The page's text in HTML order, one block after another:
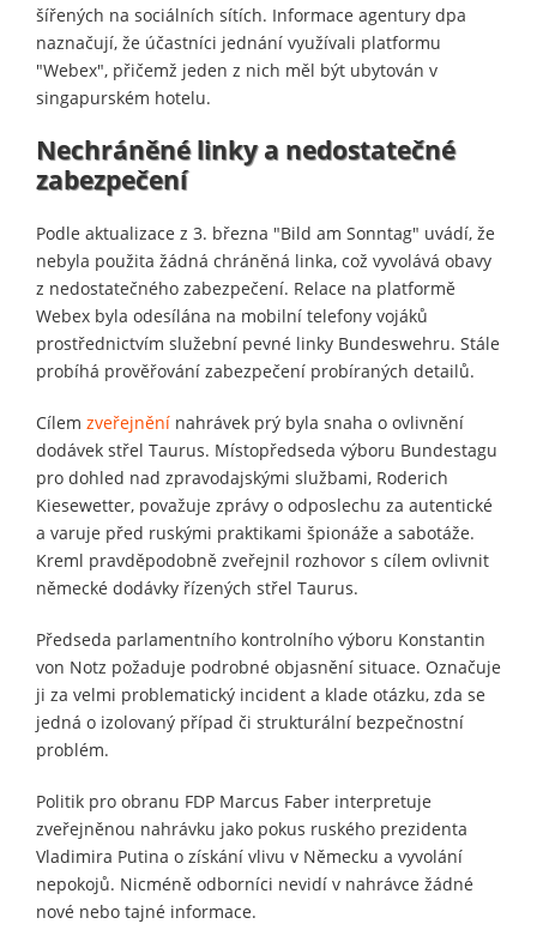
šířených na sociálních sítích. Informace agentury dpa
naznačují, že účastníci jednání využívali platformu
"Webex", přičemž jeden z nich měl být ubytován v
singapurském hotelu.
Nechráněné linky a nedostatečné
zabezpečení
Podle aktualizace z 3. března "Bild am Sonntag" uvádí, že
nebyla použita žádná chráněná linka, což vyvolává obavy
z nedostatečného zabezpečení. Relace na platformě
Webex byla odesílána na mobilní telefony vojáků
prostřednictvím služební pevné linky Bundeswehru. Stále
probíhá prověřování zabezpečení probíraných detailů.
Cílem zveřejnění nahrávek prý byla snaha o ovlivnění
dodávek střel Taurus. Místopředseda výboru Bundestagu
pro dohled nad zpravodajskými službami, Roderich
Kiesewetter, považuje zprávy o odposlechu za autentické
a varuje před ruskými praktikami špionáže a sabotáže.
Kreml pravděpodobně zveřejnil rozhovor s cílem ovlivnit
německé dodávky řízených střel Taurus.
Předseda parlamentního kontrolního výboru Konstantin
von Notz požaduje podrobné objasnění situace. Označuje
ji za velmi problematický incident a klade otázku, zda se
jedná o izolovaný případ či strukturální bezpečnostní
problém.
Politik pro obranu FDP Marcus Faber interpretuje
zveřejněnou nahrávku jako pokus ruského prezidenta
Vladimira Putina o získání vlivu v Německu a vyvolání
nepokojů. Nicméně odborníci nevidí v nahrávce žádné
nové nebo tajné informace.